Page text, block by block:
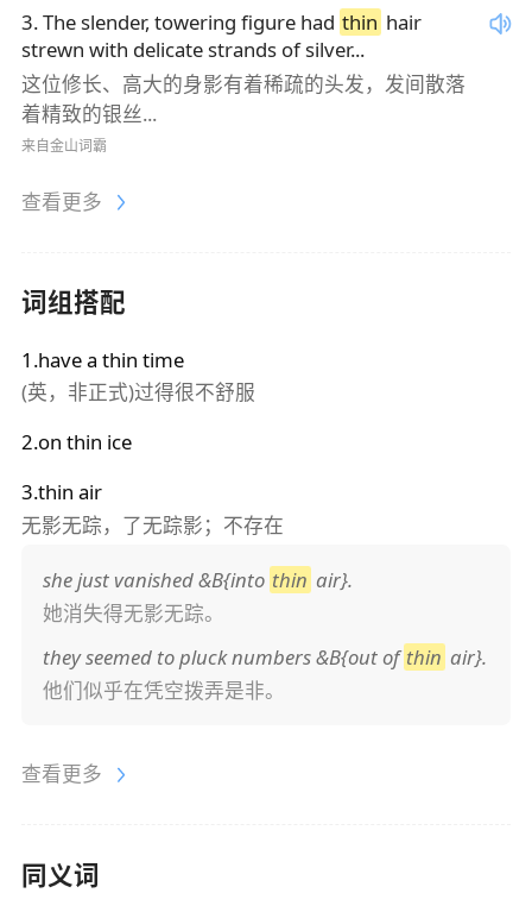
3.The slender, towering figure had thin hair
strewn with delicate strands of silver...
这位修长、高大的身影有着稀疏的头发，发间散落
着精致的银丝...
来自金山词霸
查看更多
词组搭配
1.have a thin time
(英，非正式)过得很不舒服
2.on thin ice
3.thin air
无影无踪，了无踪影；不存在
she just vanished &B{into thin air}.
她消失得无影无踪。
they seemed to pluck numbers &B{out ofthin air}.
他们似乎在凭空拨弄是非。
查看更多
同义词